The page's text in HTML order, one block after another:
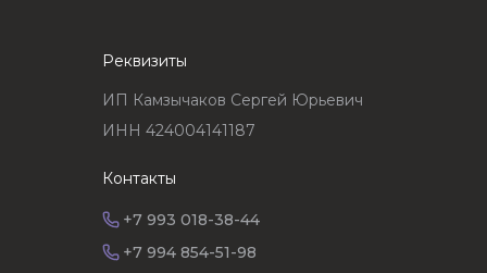
+7 994 854-51-98
+7 993 018-38-44
Контакты
ИП Камзычаков Сергей Юрьевич
ИНН 424004141187
Реквизиты